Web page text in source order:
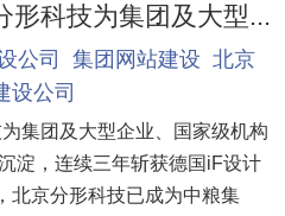
形科技为集团及大型...
公司 集团网站建设 北京
设公司
集团及大型企业、国家级机构
淀，连续三年斩获德国iF设计
北京分形科技已成为中粮集